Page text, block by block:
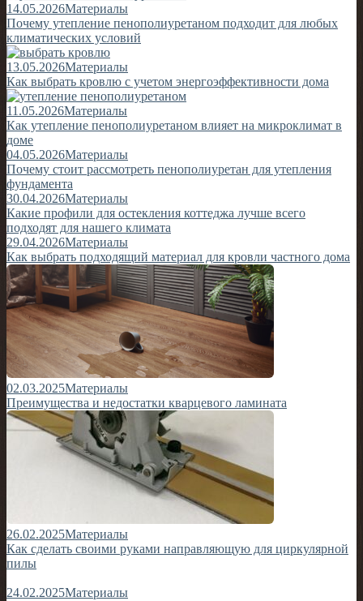
14.05.2026Материалы
Почему утепление пенополиуретаном подходит для любых
климатических условий
13.05.2026Материалы
Как выбрать кровлю с учетом энергоэффективности дома
11.05.2026Материалы
Как утепление пенополиуретаном влияет на микроклимат в
доме
04.05.2026Материалы
Почему стоит рассмотреть пенополиуретан для утепления
фундамента
30.04.2026Материалы
Какие профили для остекления коттеджа лучше всего
подходят для нашего климата
29.04.2026Материалы
Как выбрать подходящий материал для кровли частного дома
02.03.2025Материалы
Преимущества и недостатки кварцевого ламината
26.02.2025Материалы
Как сделать своими руками направляющую для циркулярной
пилы
24.02.2025Материалы